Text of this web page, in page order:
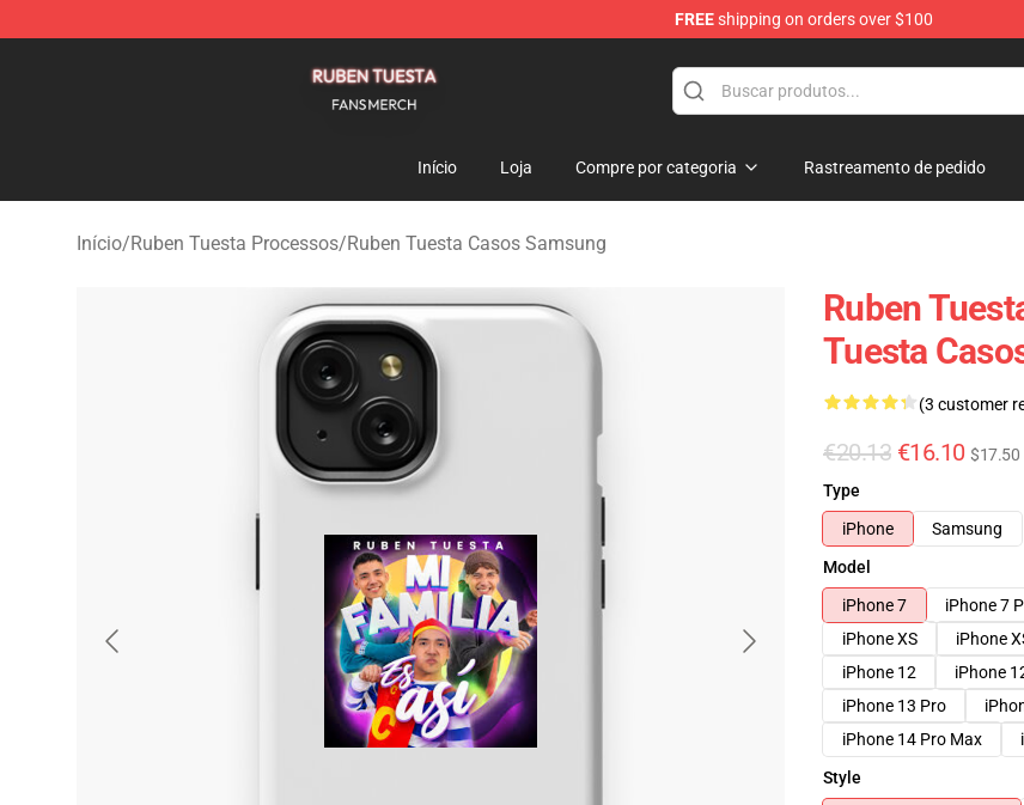
FREEshipping on orders over $100
Início Loja Compre por categoria Rastreamento de pedido
Início/Ruben Tuesta Processos/Ruben Tuesta Casos Samsung
Ruben
Tuesta
(3 customer
€20.13 €16.10 $17.50
Type
iPhone
Samsung
Model
iPhone 7
iPhone 7
iPhone XS
iPhone
iPhone 12
iPhone
iPhone 13 Pro
iPhone 14 Pro Max
Style